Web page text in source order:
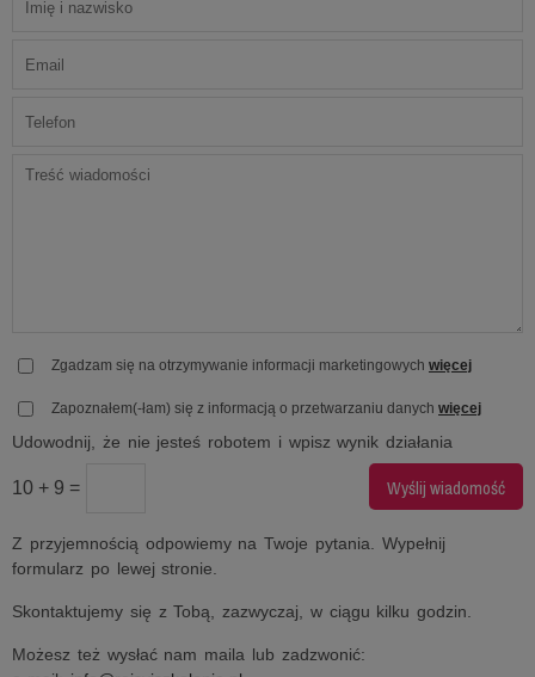
Zgadzam się na otrzymywanie informacji marketingowych więcej
Zapoznałem(-łam) się z informacją o przetwarzaniu danych więcej
Udowodnij, że nie jesteś robotem i wpisz wynik działania
10 + 9 =
Z przyjemnością odpowiemy na Twoje pytania. Wypełnij
formularz po lewej stronie.
Skontaktujemy się z Tobą, zazwyczaj, w ciągu kilku godzin.
Możesz też wysłać nam maila lub zadzwonić: